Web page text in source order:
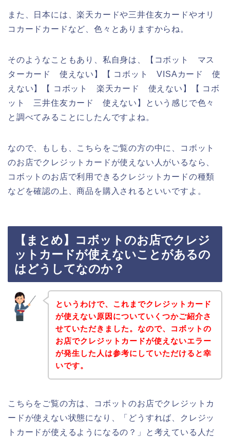
また、日本には、楽天カードや三井住友カードやオリ
コカードカードなど、色々とありますからね。
そのようなこともあり、私自身は、【コボット マス
ターカード 使えない】【 コボット VISAカード 使
えない】【 コボット 楽天カード 使えない】【 コボ
ット 三井住友カード 使えない】という感じで色々
と調べてみることにしたんですよね。
なので、もしも、こちらをご覧の方の中に、コボット
のお店でクレジットカードが使えない人がいるなら、
コボットのお店で利用できるクレジットカードの種類
などを確認の上、商品を購入されるといいですよ。
【まとめ】コボットのお店でクレジ
ットカードが使えないことがあるの
はどうしてなのか？
というわけで、これまでクレジットカード
が使えない原因についていくつかご紹介さ
せていただきました。なので、コボットの
お店でクレジットカードが使えないエラー
が発生した人は参考にしていただけると幸
いです。
こちらをご覧の方は、コボットのお店でクレジットカ
ードが使えない状態になり、「どうすれば、クレジッ
トカードが使えるようになるの？」と考えている人だ